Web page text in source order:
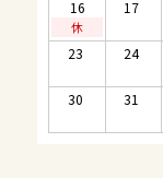
16
休
17
23 24
30 31